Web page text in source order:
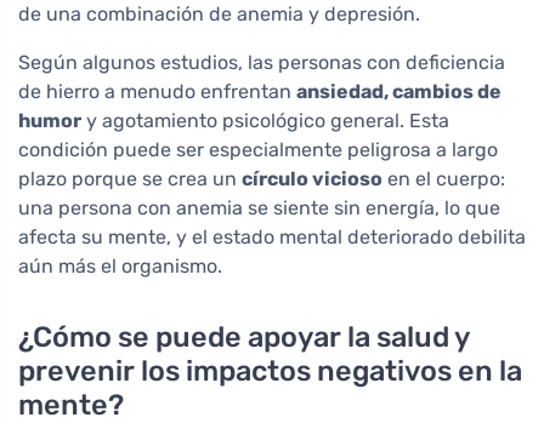
de una combinación de anemia y depresión.
Según algunos estudios, las personas con deficiencia
de hierro a menudo enfrentan ansiedad, cambios de
humor y agotamiento psicológico general. Esta
condición puede ser especialmente peligrosa a largo
plazo porque se crea un círculo vicioso en el cuerpo:
una persona con anemia se siente sin energía, lo que
afecta su mente, y el estado mental deteriorado debilita
aún más el organismo.
¿Cómo se puede apoyar la salud y
prevenir los impactos negativos en la
mente?